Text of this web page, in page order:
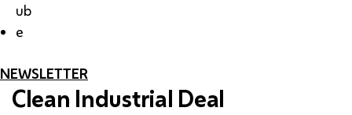
ub
e
NEWSLETTER
Clean Industrial Deal